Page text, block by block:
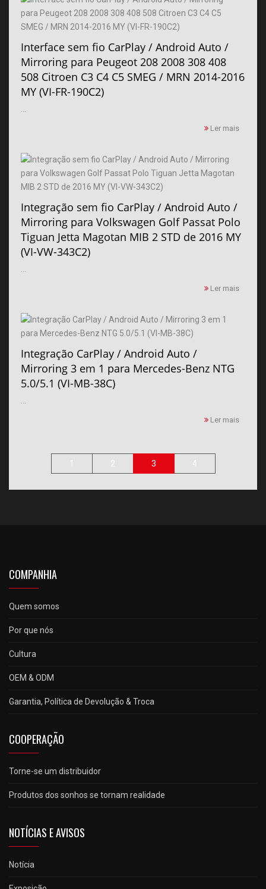
Interface sem fio CarPlay / Android Auto /
Mirroring para Peugeot 208 2008 308 408
508 Citroen C3 C4 C5 SMEG / MRN 2014-2016
MY (VI-FR-190C2)
Ler mais
Integração sem fio CarPlay / Android Auto /
Mirroring para Volkswagen Golf Passat Polo
Tiguan Jetta Magotan MIB 2 STD de 2016 MY
(VI-VW-343C2)
Ler mais
Integração CarPlay / Android Auto /
Mirroring 3 em 1 para Mercedes-Benz NTG
5.0/5.1 (VI-MB-38C)
Ler mais
1 2 3 4
COMPANHIA
Quem somos
Por que nós
Cultura
OEM & ODM
Garantia, Política de Devolução & Troca
COOPERAÇÃO
Torne-se um distribuidor
Produtos dos sonhos se tornam realidade
NOTÍCIAS E AVISOS
Notícia